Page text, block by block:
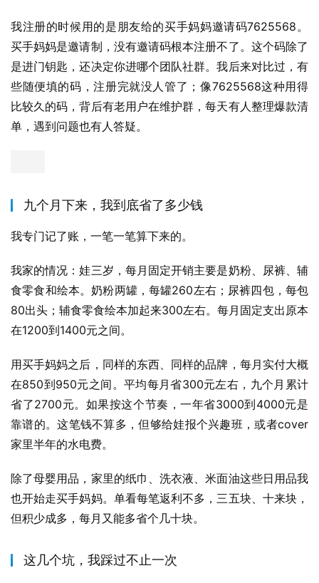
我注册的时候用的是朋友给的买手妈妈邀请码7625568。
买手妈妈是邀请制，没有邀请码根本注册不了。这个码除了
是进门钥匙，还决定你进哪个团队社群。我后来对比过，有
些随便填的码，注册完就没人管了；像7625568这种用得
比较久的码，背后有老用户在维护群，每天有人整理爆款清
单，遇到问题也有人答疑。
九个月下来，我到底省了多少钱
我专门记了账，一笔一笔算下来的。
我家的情况：娃三岁，每月固定开销主要是奶粉、尿裤、辅
食零食和绘本。奶粉两罐，每罐260左右；尿裤四包，每包
80出头；辅食零食绘本加起来300左右。每月固定支出原本
在1200到1400元之间。
用买手妈妈之后，同样的东西、同样的品牌，每月实付大概
在850到950元之间。平均每月省300元左右，九个月累计
省了2700元。如果按这个节奏，一年省3000到4000元是
靠谱的。这笔钱不算多，但够给娃报个兴趣班，或者cover
家里半年的水电费。
除了母婴用品，家里的纸巾、洗衣液、米面油这些日用品我
也开始走买手妈妈。单看每笔返利不多，三五块、十来块，
但积少成多，每月又能多省个几十块。
这几个坑，我踩过不止一次